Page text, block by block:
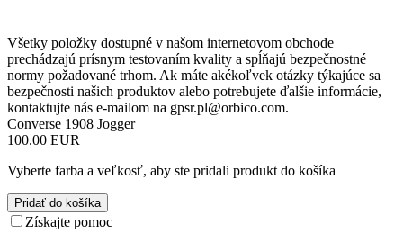
Všetky položky dostupné v našom internetovom obchode
prechádzajú prísnym testovaním kvality a spĺňajú bezpečnostné
normy požadované trhom. Ak máte akékoľvek otázky týkajúce sa
bezpečnosti našich produktov alebo potrebujete ďalšie informácie,
kontaktujte nás e-mailom na gpsr.pl@orbico.com.
Converse 1908 Jogger
100.00 EUR
Vyberte farba a veľkosť, aby ste pridali produkt do košíka
Pridať do košíka
Získajte pomoc